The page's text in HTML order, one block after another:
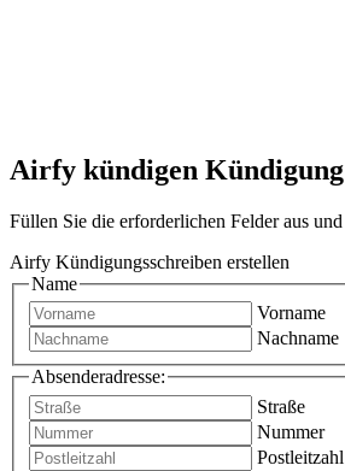
Airfy kündigen
Füllen Sie die erforderlichen Felder aus
Airfy Kündigungsschreiben erstellen
Name
Vorname
Nachname
Absenderadresse:
Straße
Nummer
Postleitzahl